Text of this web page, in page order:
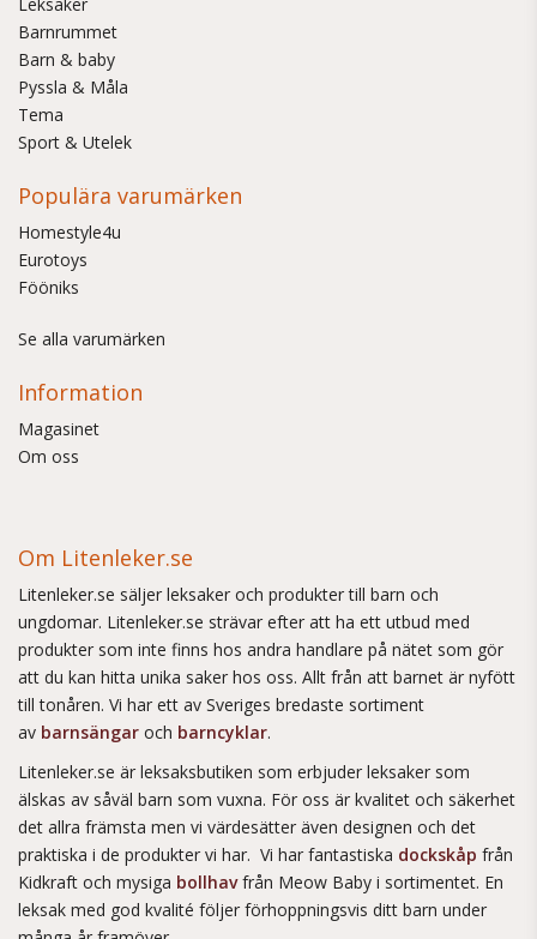
Barnrummet
Barn & baby
Pyssla & Måla
Tema
Sport & Utelek
Populära varumärken
Homestyle4u
Eurotoys
Fööniks
Se alla varumärken
Information
Magasinet
Om oss
Om Litenleker.se
Litenleker.se säljer leksaker och produkter till barn och
ungdomar. Litenleker.se strävar efter att ha ett utbud med
produkter som inte finns hos andra handlare på nätet som gör
att du kan hitta unika saker hos oss. Allt från att barnet är nyfött
till tonåren. Vi har ett av Sveriges bredaste sortiment
av barnsängar och barncyklar.
Litenleker.se är leksaksbutiken som erbjuder leksaker som
älskas av såväl barn som vuxna. För oss är kvalitet och säkerhet
det allra främsta men vi värdesätter även designen och det
praktiska i de produkter vi har. Vi har fantastiska dockskåp från
Kidkraft och mysiga bollhavfrån Meow Baby i sortimentet. En
leksak med god kvalité följer förhoppningsvis ditt barn under